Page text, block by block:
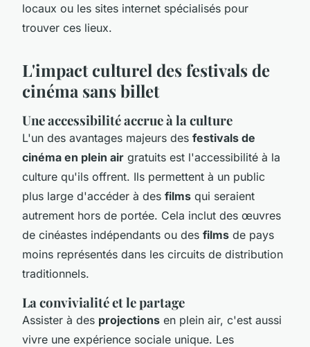
locaux ou les sites internet spécialisés pour
trouver ces lieux.
L'impact culturel des festivals de
cinéma sans billet
Une accessibilité accrue à la culture
L'un des avantages majeurs des festivals de
cinéma en plein air gratuits est l'accessibilité à la
culture qu'ils offrent. Ils permettent à un public
plus large d'accéder à des films qui seraient
autrement hors de portée. Cela inclut des œuvres
de cinéastes indépendants ou des films de pays
moins représentés dans les circuits de distribution
traditionnels.
La convivialité et le partage
Assister à des projections en plein air, c'est aussi
vivre une expérience sociale unique. Les